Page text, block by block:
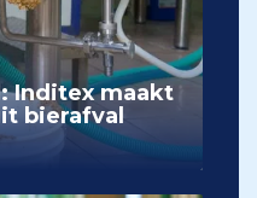
Inditex maakt
bierafval